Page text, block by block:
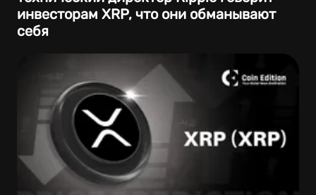
инвесторам XRP, что они обманывают
себя